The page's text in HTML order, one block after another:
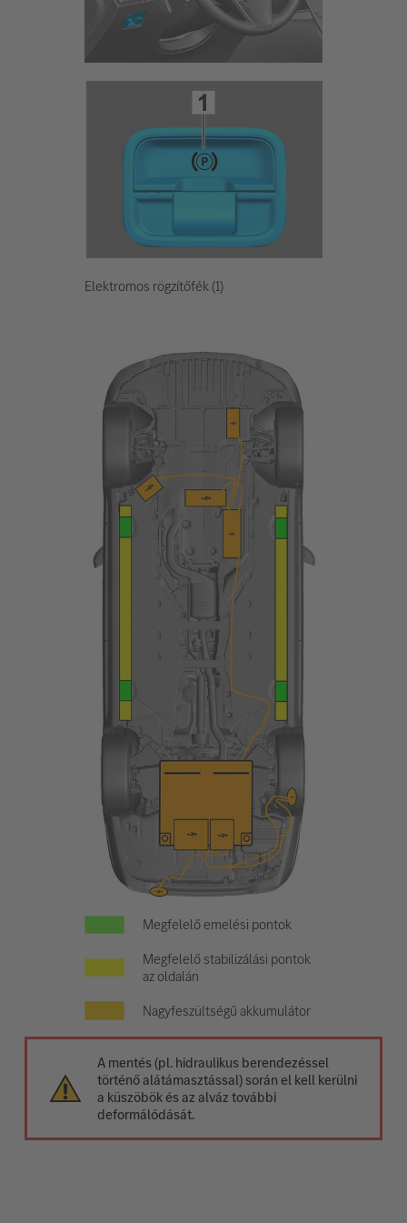
Elektromos rögzítőfék (1)
Megfelelő emelési pontok
Megfelelő stabilizálási pontok
az oldalán
Nagyfeszültségű akkumulátor
A mentés (pl. hidraulikus berendezéssel
történő alátámasztással) során el kell kerülni
a küszöbök és az alváz további
deformálódását.